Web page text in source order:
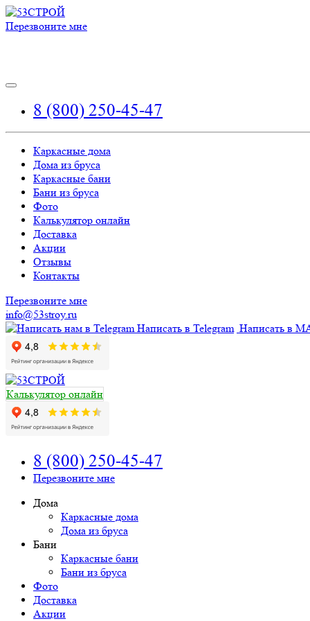
Перезвоните мне
8 (800) 250-45-47
Каркасные дома
Дома из бруса
Каркасные бани
Бани из бруса
Фото
Калькулятор онлайн
Доставка
Акции
Отзывы
Контакты
Перезвоните мне
info@53stroy.ru
Написать в Telegram Написать в
Калькулятор онлайн
8 (800) 250-45-47
Перезвоните мне
Дома
Каркасные дома
Дома из бруса
Бани
Каркасные бани
Бани из бруса
Фото
Доставка
Акции